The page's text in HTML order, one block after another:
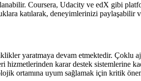
Coursera, Udacity ve edX gibi
katılarak, deneyimlerinizi paylaşabilir
yaratmaya devam etmektedir. Çoklu
karar destek sistemlerine
ortamına uyum sağlamak için kritik